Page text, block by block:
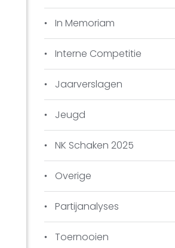
In Memoriam
Interne Competitie
Jaarverslagen
Jeugd
NK Schaken 2025
Overige
Partijanalyses
Toernooien